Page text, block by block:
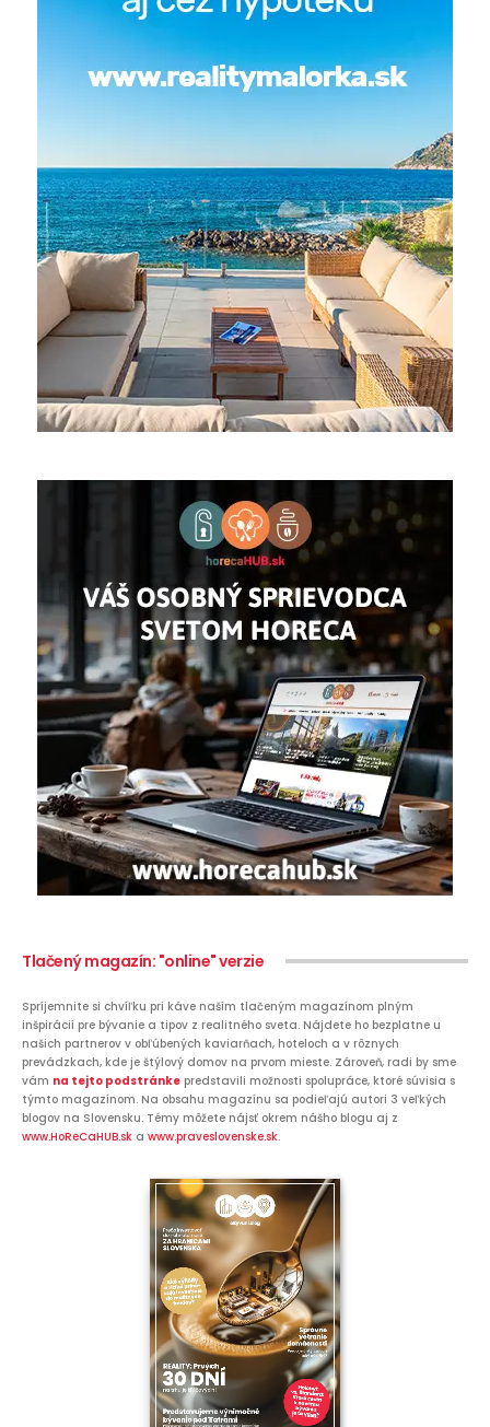
Tlačený magazín: "online" verzie
Spríjemnite si chvíľku pri káve naším tlačeným magazínom plným
inšpirácií pre bývanie a tipov z realitného sveta. Nájdete ho bezplatne u
našich partnerov v obľúbených kaviarňach, hoteloch a v rôznych
prevádzkach, kde je štýlový domov na prvom mieste. Zároveň, radi by sme
vám na tejto podstránke predstavili možnosti spolupráce, ktoré súvisia s
týmto magazínom. Na obsahu magazínu sa podieľajú autori 3 veľkých
blogov na Slovensku. Témy môžete nájsť okrem nášho blogu aj z
www.HoReCaHUB.sk a www.praveslovenske.sk.